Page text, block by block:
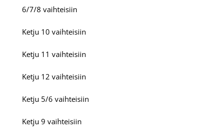
6/7/8 vaihteisiin
Ketju 10 vaihteisiin
Ketju 11 vaihteisiin
Ketju 12 vaihteisiin
Ketju 5/6 vaihteisiin
Ketju 9 vaihteisiin